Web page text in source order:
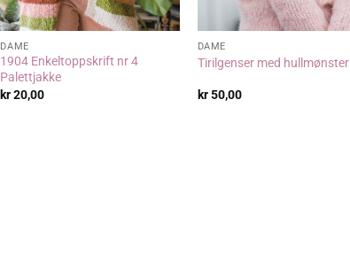
DAME
1904 Enkeltoppskrift nr 4
Palettjakke
kr20,00
DAME
Tirilgenser med hullmønster
kr50,00